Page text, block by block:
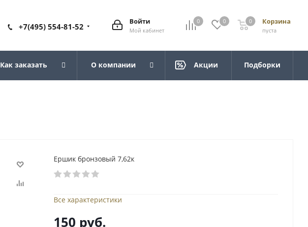
0 0 Корзина
пуста
0
Войти
Мой кабинет
+7(495) 554-81-52
Как заказать О компании Акции Подборки
Ершик бронзовый 7,62к
Все характеристики
150 руб.